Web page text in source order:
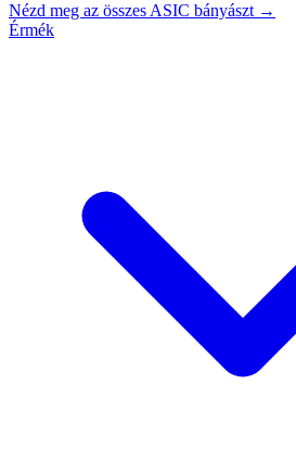
Nézd meg az összes ASIC bányászt →
Érmék